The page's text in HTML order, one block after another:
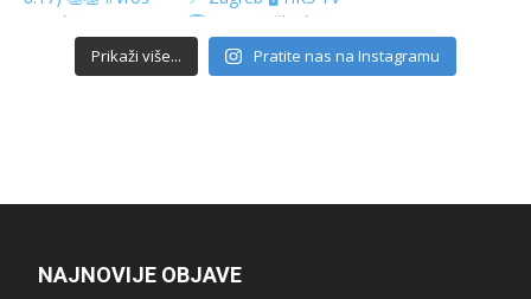
Prikaži više... Pratite nas na Instagramu
NAJNOVIJE OBJAVE